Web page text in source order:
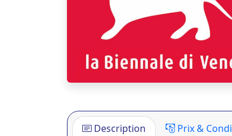
Description Prix &